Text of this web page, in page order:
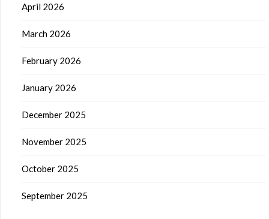
April 2026
March 2026
February 2026
January 2026
December 2025
November 2025
October 2025
September 2025